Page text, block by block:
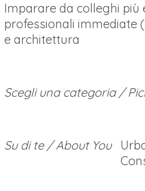
Imparare da colleghi più
professionali immediate
e architettura
Scegli una categoria /
Su di te / About You